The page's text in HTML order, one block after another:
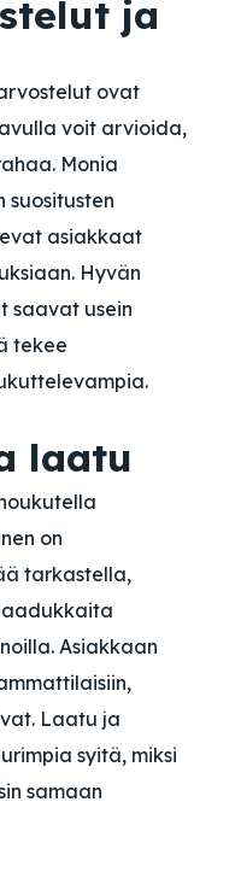
ja
ovat
voit arvioida,
Monia
asiakkaat
Hyvän
saavat usein
tekee
laatu
on
tarkastella,
Asiakkaan
Laatu ja
syitä, miksi
samaan